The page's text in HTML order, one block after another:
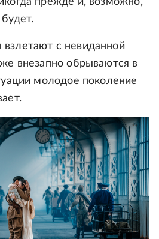
с невиданной
внезапно обрываются в
молодое поколение